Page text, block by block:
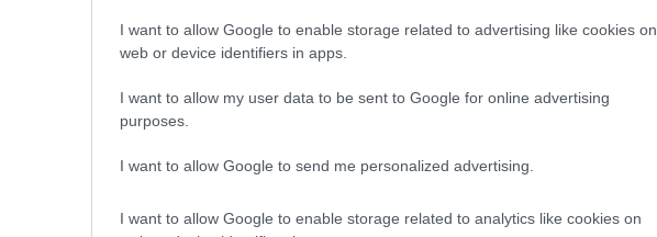
I want to allow Google to enable storage related to advertising like cookies on
web or device identifiers in apps.
I want to allow my user data to be sent to Google for online advertising
purposes.
I want to allow Google to send me personalized advertising.
I want to allow Google to enable storage related to analytics like cookies on